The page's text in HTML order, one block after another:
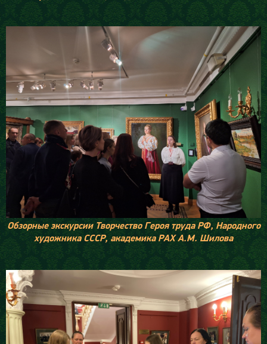
Обзорные экскурсии Творчество Героя труда РФ, Народного
художника СССР, академика РАХ А.М. Шилова